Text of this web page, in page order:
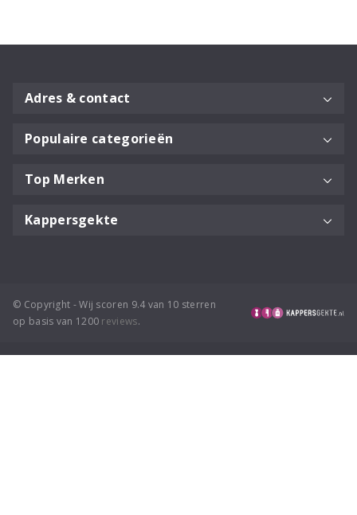
Adres & contact
Populaire categorieën
Top Merken
Kappersgekte
© Copyright - Wij scoren 9.4 van 10 sterren
op basis van 1200 reviews.